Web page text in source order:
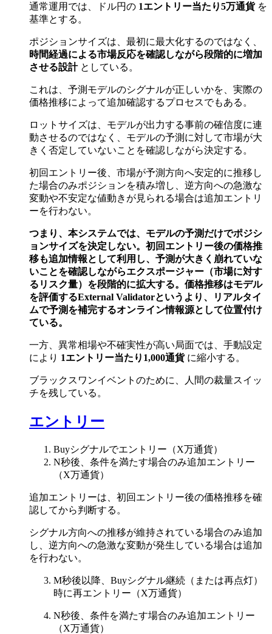
通常運用では、ドル円の 1エントリー当たり5万通貨を
基準とする。
ポジションサイズは、最初に最大化するのではなく、
時間経過による市場反応を確認しながら段階的に増加
させる設計としている。
これは、予測モデルのシグナルが正しいかを、実際の
価格推移によって追加確認するプロセスでもある。
ロットサイズは、モデルが出力する事前の確信度に連
動させるのではなく、モデルの予測に対して市場が大
きく否定していないことを確認しながら決定する。
初回エントリー後、市場が予測方向へ安定的に推移し
た場合のみポジションを積み増し、逆方向への急激な
変動や不安定な値動きが見られる場合は追加エントリ
ーを行わない。
つまり、本システムでは、モデルの予測だけでポジシ
ョンサイズを決定しない。初回エントリー後の価格推
移も追加情報として利用し、予測が大きく崩れていな
いことを確認しながらエクスポージャー（市場に対す
るリスク量）を段階的に拡大する。価格推移はモデル
を評価するExternal Validatorというより、リアルタイ
ムで予測を補完するオンライン情報源として位置付け
ている。
一方、異常相場や不確実性が高い局面では、手動設定
により 1エントリー当たり1,000通貨に縮小する。
ブラックスワンイベントのために、人間の裁量スイッ
チを残している。
エントリー
Buyシグナルでエントリー（X万通貨）
N秒後、条件を満たす場合のみ追加エントリー
（X万通貨）
追加エントリーは、初回エントリー後の価格推移を確
認してから判断する。
シグナル方向への推移が維持されている場合のみ追加
し、逆方向への急激な変動が発生している場合は追加
を行わない。
M秒後以降、Buyシグナル継続（または再点灯）
時に再エントリー（X万通貨）
N秒後、条件を満たす場合のみ追加エントリー
（X万通貨）